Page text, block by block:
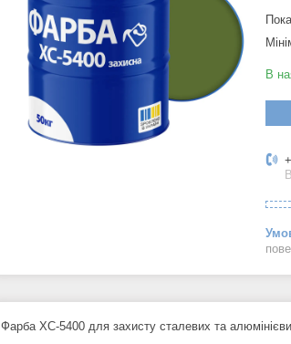
В
Фарба ХС-5400 для захисту сталевих та